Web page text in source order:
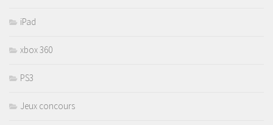
iPad
xbox 360
PS3
Jeux concours